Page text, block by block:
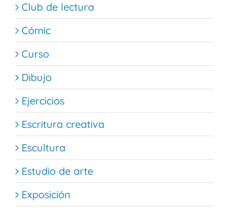
Club de lectura
Cómic
Curso
Dibujo
Ejercicios
Escritura creativa
Escultura
Estudio de arte
Exposición